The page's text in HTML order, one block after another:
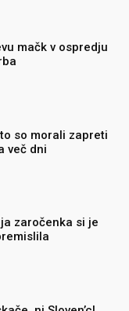
mačk v ospredju
so morali zapreti
več dni
zaročenka si je